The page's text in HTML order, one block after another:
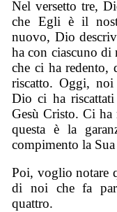
Nel versetto tre,
che Egli è il
nuovo, Dio
ha con ciascuno di
che ci ha redento,
riscatto. Oggi,
Dio ci ha
Gesù Cristo. Ci ha
questa è la
compimento la
Poi, voglio notare
di noi che fa
quattro.